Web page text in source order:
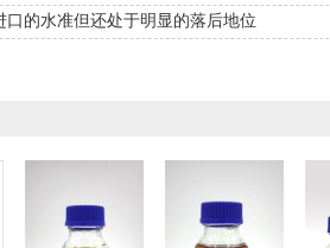
的水准但还处于明显的落后地位